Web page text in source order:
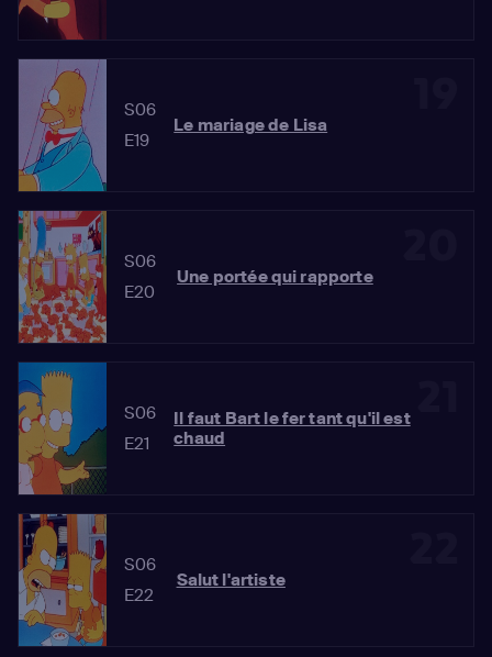
S06
E19
Le mariage de Lisa
S06
E20
Une portée qui rapporte
S06
E21
Il faut Bart le fer tant qu'il est
chaud
S06
E22
Salut l'artiste